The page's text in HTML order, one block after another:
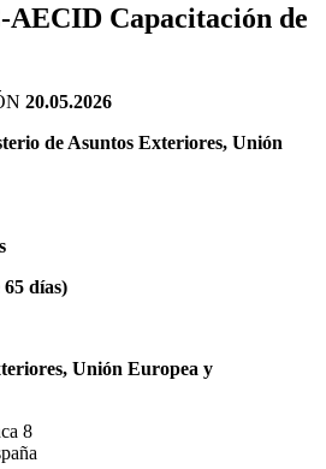
AECID Capacitación de
20.05.2026
de Asuntos Exteriores, Unión
65 días)
Unión Europea y
8